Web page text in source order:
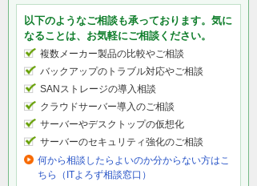
以下のようなご相談も承っております。気に
なることは、お気軽にご相談ください。
複数メーカー製品の比較やご相談
バックアップのトラブル対応やご相談
SANストレージの導入相談
クラウドサーバー導入のご相談
サーバーやデスクトップの仮想化
サーバーのセキュリティ強化のご相談
何から相談したらよいのか分からない方はこ
ちら（ITよろず相談窓口）